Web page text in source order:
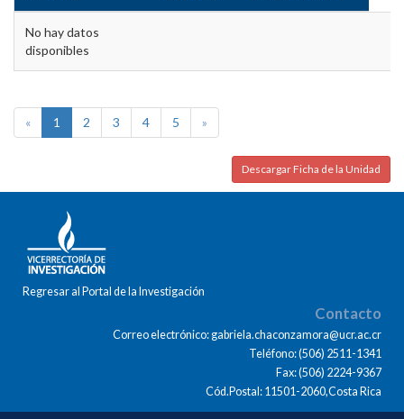
No hay datos
disponibles
« 1 2 3 4 5 »
Descargar Ficha de la Unidad
Regresar al Portal de la Investigación
Contacto
Correo electrónico: gabriela.chaconzamora@ucr.ac.cr
Teléfono: (506) 2511-1341
Fax: (506) 2224-9367
Cód.Postal: 11501-2060,Costa Rica